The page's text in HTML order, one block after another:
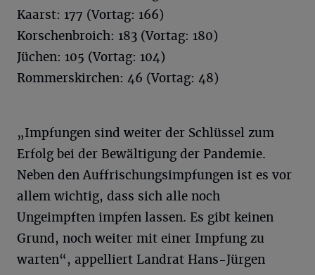
Kaarst: 177 (Vortag: 166)
Korschenbroich: 183 (Vortag: 180)
Jüchen: 105 (Vortag: 104)
Rommerskirchen: 46 (Vortag: 48)
„Impfungen sind weiter der Schlüssel zum
Erfolg bei der Bewältigung der Pandemie.
Neben den Auffrischungsimpfungen ist es vor
allem wichtig, dass sich alle noch
Ungeimpften impfen lassen. Es gibt keinen
Grund, noch weiter mit einer Impfung zu
warten“, appelliert Landrat Hans-Jürgen